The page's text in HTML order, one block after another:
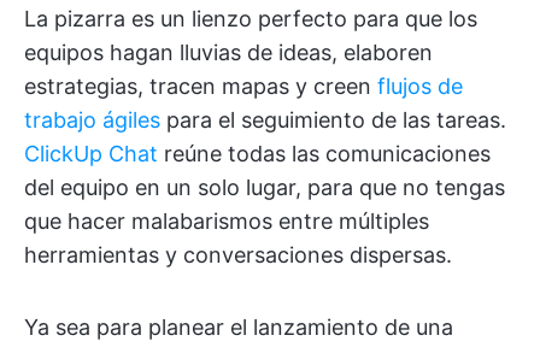
La pizarra es un lienzo perfecto para que los
equipos hagan lluvias de ideas, elaboren
estrategias, tracen mapas y creen flujos de
trabajo ágiles para el seguimiento de las tareas.
ClickUp Chat reúne todas las comunicaciones
del equipo en un solo lugar, para que no tengas
que hacer malabarismos entre múltiples
herramientas y conversaciones dispersas.
Ya sea para planear el lanzamiento de una